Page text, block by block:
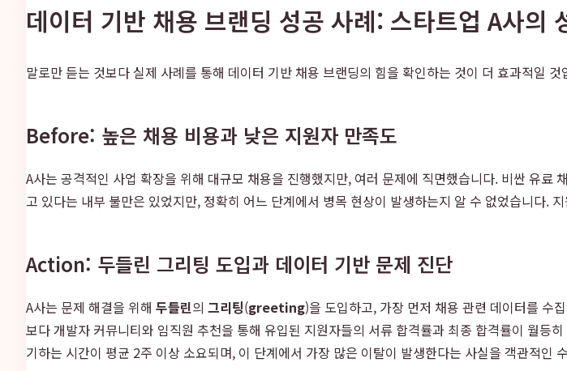
데이터 기반 채용 브랜딩 성공 사례: 스타트업 A사의
말로만 듣는 것보다 실제 사례를 통해 데이터 기반 채용 브랜딩의 힘을 확인하는 것이 더 효과적일
Before: 높은 채용 비용과 낮은 지원자 만족도
A사는 공격적인 사업 확장을 위해 대규모 채용을 진행했지만, 여러 문제에 직면했습니다. 비싼 유
고 있다는 내부 불만은 있었지만, 정확히 어느 단계에서 병목 현상이 발생하는지 알 수 없었습니다.
Action: 두들린 그리팅 도입과 데이터 기반 문제 진단
A사는 문제 해결을 위해 두들린의 그리팅(greeting)을 도입하고, 가장 먼저 채용 관련 데이터를 수
보다 개발자 커뮤니티와 임직원 추천을 통해 유입된 지원자들의 서류 합격률과 최종 합격률이 월등
기하는 시간이 평균 2주 이상 소요되며, 이 단계에서 가장 많은 이탈이 발생한다는 사실을 객관적인